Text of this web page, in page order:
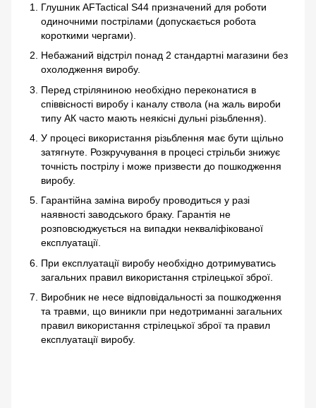
Глушник AFTactical S44 призначений для роботи
одиночними пострілами (допускається робота
короткими чергами).
Небажаний відстріл понад 2 стандартні магазини без
охолодження виробу.
Перед стріляниною необхідно переконатися в
співвісності виробу і каналу ствола (на жаль вироби
типу АК часто мають неякісні дульні різьблення).
У процесі використання різьблення має бути щільно
затягнуте. Розкручування в процесі стрільби знижує
точність пострілу і може призвести до пошкодження
виробу.
Гарантійна заміна виробу проводиться у разі
наявності заводського браку. Гарантія не
розповсюджується на випадки некваліфікованої
експлуатації.
При експлуатації виробу необхідно дотримуватись
загальних правил використання стрілецької зброї.
Виробник не несе відповідальності за пошкодження
та травми, що виникли при недотриманні загальних
правил використання стрілецької зброї та правил
експлуатації виробу.